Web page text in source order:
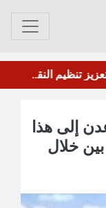
ليس الاتفاق النووي.."وول ستريت جورنال": ترامب لوح بإمكانية وقف الحرب ضد إيران بشرط واحد
إلى هذا
خلال